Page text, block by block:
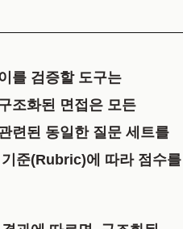
를 검증할 도구는
조화된 면접은 모든
련된 동일한 질문 세트를
준(Rubric)에 따라 점수를